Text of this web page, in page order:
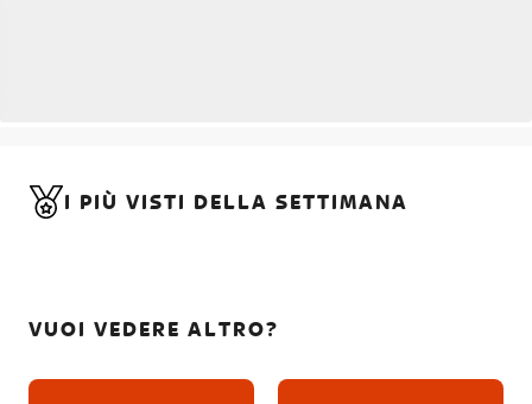
I PIÙ VISTI DELLA SETTIMANA
VUOI VEDERE ALTRO?